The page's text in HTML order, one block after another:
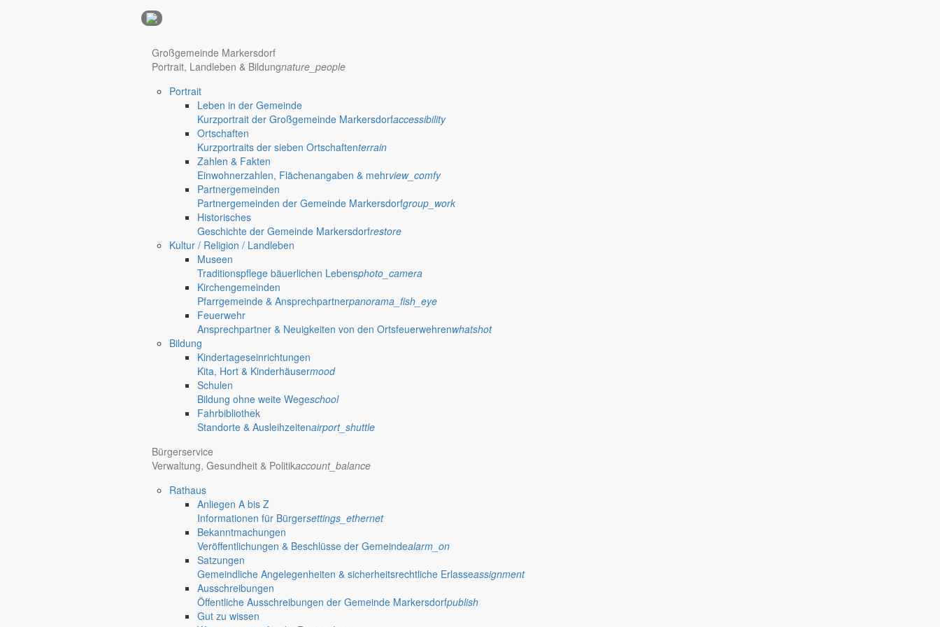
Hotel Nürnberg
anzeigen@gemeinde-markersdorf.de
Großgemeinde Markersdorf
Portrait, Landleben & Bildungnature_people
Portrait
Leben in der Gemeinde
Kurzportrait der Großgemeinde Markersdorfaccessibility
Ortschaften
Kurzportraits der sieben Ortschaftenterrain
Zahlen & Fakten
Einwohnerzahlen, Flächenangaben & mehrview_comfy
Partnergemeinden
Partnergemeinden der Gemeinde Markersdorfgroup_work
Historisches
Geschichte der Gemeinde Markersdorfrestore
Kultur / Religion / Landleben
Museen
Traditionspflege bäuerlichen Lebensphoto_camera
Kirchengemeinden
Pfarrgemeinde & Ansprechpartnerpanorama_fish_eye
Feuerwehr
Ansprechpartner & Neuigkeiten von den Ortsfeuerwehrenwhatshot
Bildung
Kindertageseinrichtungen
Kita, Hort & Kinderhäusermood
Schulen
Bildung ohne weite Wegeschool
Fahrbibliothek
Standorte & Ausleihzeitenairport_shuttle
Bürgerservice
Verwaltung, Gesundheit & Politikaccount_balance
Rathaus
Anliegen A bis Z
Informationen für Bürgersettings_ethernet
Bekanntmachungen
Veröffentlichungen & Beschlüsse der Gemeindealarm_on
Satzungen
Gemeindliche Angelegenheiten & sicherheitsrechtliche Erlasseassignment
Ausschreibungen
Öffentliche Ausschreibungen der Gemeinde Markersdorfpublish
Gut zu wissen
Deutsch-Paulsdorf
Jauernick-Buschbach
Früher musste man wegen jeder Angelegenheit “uff de Gemeende”, heute stellt das Rathaus Markersdorf viele Informationen online bereit. Ansprechpartner, Öffnungszeiten und Informationen zu
unterschiedlichen Anliegen finden Sie hier ebenso wie die Wiedergabe von Veröffentlichungen, die amtlich im “Schöpsboten – Dorfzeitung & Amtsblatt” erfolgt sind.
In der Rubrik “Rathaus” geht der Blick etwas weiter über die Markersdorfer Kirchtürme hinaus und Belange der Region und des Lebens im ländlichen Raum werden aufgegriffen.
Reichen Sie gern Vorschläge ein, was unter “Anliegen von A bis Z” noch aufgenommen werden sollte!